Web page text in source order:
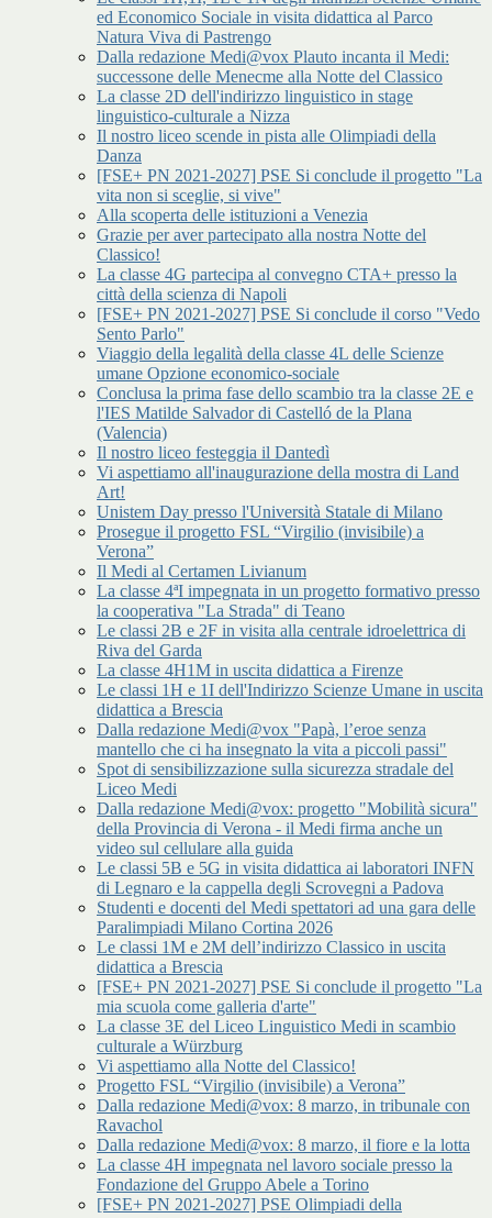
ed Economico Sociale in visita didattica al Parco
Natura Viva di Pastrengo
Dalla redazione Medi@vox Plauto incanta il Medi:
successone delle Menecme alla Notte del Classico
La classe 2D dell'indirizzo linguistico in stage
linguistico-culturale a Nizza
Il nostro liceo scende in pista alle Olimpiadi della
Danza
[FSE+ PN 2021-2027] PSE Si conclude il progetto "La
vita non si sceglie, si vive"
Alla scoperta delle istituzioni a Venezia
Grazie per aver partecipato alla nostra Notte del
Classico!
La classe 4G partecipa al convegno CTA+ presso la
città della scienza di Napoli
[FSE+ PN 2021-2027] PSE Si conclude il corso "Vedo
Sento Parlo"
Viaggio della legalità della classe 4L delle Scienze
umane Opzione economico-sociale
Conclusa la prima fase dello scambio tra la classe 2E e
l'IES Matilde Salvador di Castelló de la Plana
(Valencia)
Il nostro liceo festeggia il Dantedì
Vi aspettiamo all'inaugurazione della mostra di Land
Art!
Unistem Day presso l'Università Statale di Milano
Prosegue il progetto FSL “Virgilio (invisibile) a
Verona”
Il Medi al Certamen Livianum
La classe 4ªI impegnata in un progetto formativo presso
la cooperativa "La Strada" di Teano
Le classi 2B e 2F in visita alla centrale idroelettrica di
Riva del Garda
La classe 4H1M in uscita didattica a Firenze
Le classi 1H e 1I dell'Indirizzo Scienze Umane in uscita
didattica a Brescia
Dalla redazione Medi@vox "Papà, l’eroe senza
mantello che ci ha insegnato la vita a piccoli passi"
Spot di sensibilizzazione sulla sicurezza stradale del
Liceo Medi
Dalla redazione Medi@vox: progetto "Mobilità sicura"
della Provincia di Verona - il Medi firma anche un
video sul cellulare alla guida
Le classi 5B e 5G in visita didattica ai laboratori INFN
di Legnaro e la cappella degli Scrovegni a Padova
Studenti e docenti del Medi spettatori ad una gara delle
Paralimpiadi Milano Cortina 2026
Le classi 1M e 2M dell’indirizzo Classico in uscita
didattica a Brescia
[FSE+ PN 2021-2027] PSE Si conclude il progetto "La
mia scuola come galleria d'arte"
La classe 3E del Liceo Linguistico Medi in scambio
culturale a Würzburg
Vi aspettiamo alla Notte del Classico!
Progetto FSL “Virgilio (invisibile) a Verona”
Dalla redazione Medi@vox: 8 marzo, in tribunale con
Ravachol
Dalla redazione Medi@vox: 8 marzo, il fiore e la lotta
La classe 4H impegnata nel lavoro sociale presso la
Fondazione del Gruppo Abele a Torino
[FSE+ PN 2021-2027] PSE Olimpiadi della